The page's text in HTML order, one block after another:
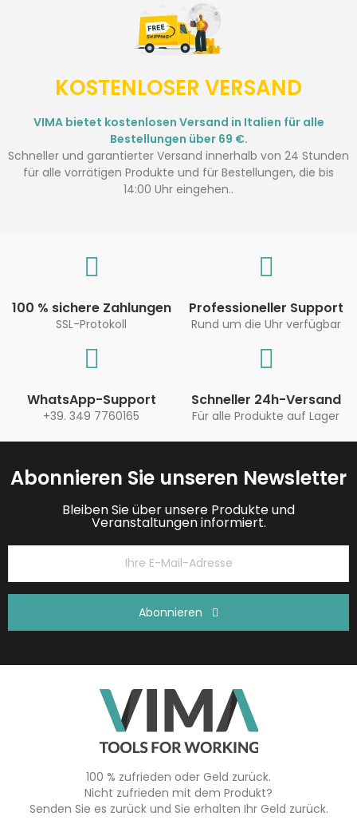
KOSTENLOSER VERSAND
VIMA bietet kostenlosen Versand in Italien für alle
Bestellungen über 69 €.
Schneller und garantierter Versand innerhalb von 24 Stunden
für alle vorrätigen Produkte und für Bestellungen, die bis
14:00 Uhr eingehen..
100 % sichere Zahlungen
SSL-Protokoll
Professioneller Support
Rund um die Uhr verfügbar
WhatsApp-Support
+39. 349 7760165
Schneller 24h-Versand
Für alle Produkte auf Lager
Abonnieren Sie unseren Newsletter
Bleiben Sie über unsere Produkte und
Veranstaltungen informiert.
Abonnieren
100 % zufrieden oder Geld zurück.
Nicht zufrieden mit dem Produkt?
Senden Sie es zurück und Sie erhalten Ihr Geld zurück.